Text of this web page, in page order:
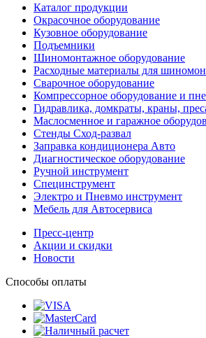
Каталог продукции
Окрасочное оборудование
Кузовное оборудование
Подъемники
Шиномонтажное оборудование
Расходные материалы для
Сварочное оборудование
Компрессорное оборудование и
Гидравлика, домкраты, краны,
Маслосменное и гаражное
Стенды Сход-развал
Заправка кондиционера Авто
Диагностическое оборудование
Ручной инструмент
Специнструмент
Электро и Пневмо инструмент
Мебель для Автосервиса
Пресс-центр
Акции и скидки
Новости
Способы оплаты